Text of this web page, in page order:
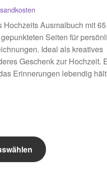
Ausmalbuch mit 65
Seiten für
Ideal als kreatives
Geschenk zur Hochzeit.
Erinnerungen lebendig